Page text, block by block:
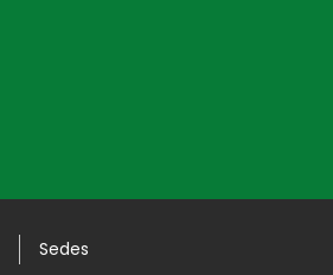
Sedes